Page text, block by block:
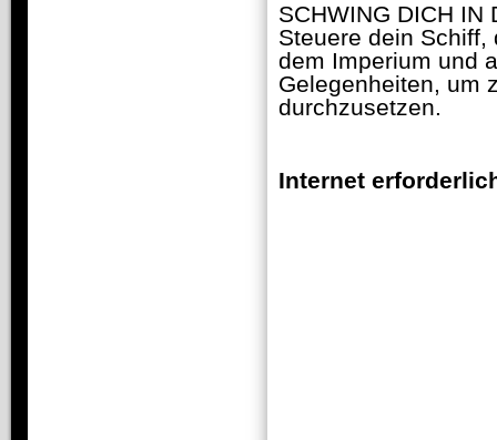
SCHWING DICH IN
Steuere dein
dem Imperium und
Gelegenheiten, um
durchzusetzen.
Internet